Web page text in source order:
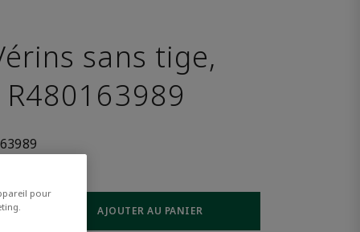
sans tige,
R480163989
AJOUTER AU PANIER
pour